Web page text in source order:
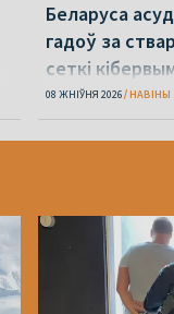
Беларуса
гадоў за
сеткі
08 ЖНІЎНЯ 2026 НАВІНЫ